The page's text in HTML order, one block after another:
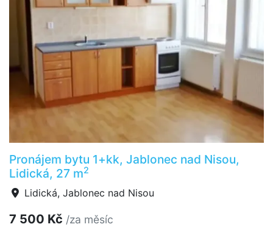
Pronájem bytu 1+kk, Jablonec nad Nisou,
Lidická, 27 m2
Lidická, Jablonec nad Nisou
7 500 Kč /za měsíc